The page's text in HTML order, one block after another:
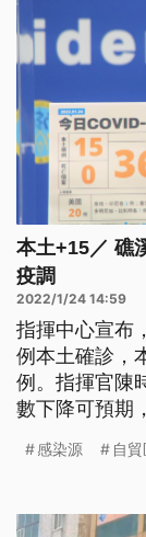
本土+15／ 礁
疫調
2022/1/24 14:59
指揮中心宣布
例本土確診，
例。指揮官陳
數下降可預期
感染源 自貿